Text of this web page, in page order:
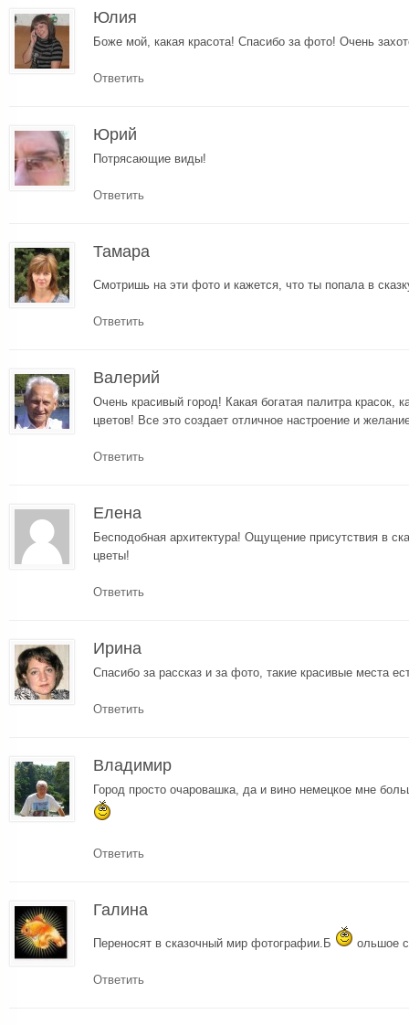
Юлия
Боже мой, какая красота! Спасибо за фото! Очень
Ответить
Юрий
Потрясающие виды!
Ответить
Тамара
Смотришь на эти фото и кажется, что ты попала в
Ответить
Валерий
Очень красивый город! Какая богатая палитра красок,
цветов! Все это создает отличное настроение и
Ответить
Елена
Бесподобная архитектура! Ощущение присутствия в
цветы!
Ответить
Ирина
Спасибо за рассказ и за фото, такие красивые места
Ответить
Владимир
Город просто очаровашка, да и вино немецкое мне
Ответить
Галина
Переносят в сказочный мир фотографии.Б ольшое
Ответить